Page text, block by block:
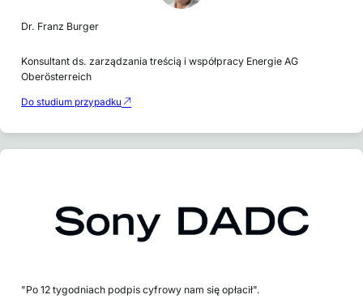
Dr. Franz Burger
Konsultant ds. zarządzania treścią i współpracy Energie AG
Oberösterreich
Do studium przypadku
"Po 12 tygodniach podpis cyfrowy nam się opłacił".